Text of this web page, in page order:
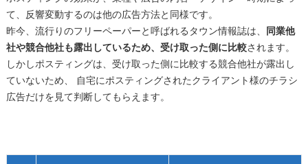
て、反響変動するのは他の広告方法と同様です。
昨今、流行りのフリーペーパーと呼ばれるタウン情報誌は、
同業他
社や競合他社も露出しているため、受け取った側に比較されます。
しかしポスティングは、受け取った側に比較する競合他社が露出し
ていないため、 自宅にポスティングされたクライアント様のチラシ
広告だけを見て判断してもらえます。